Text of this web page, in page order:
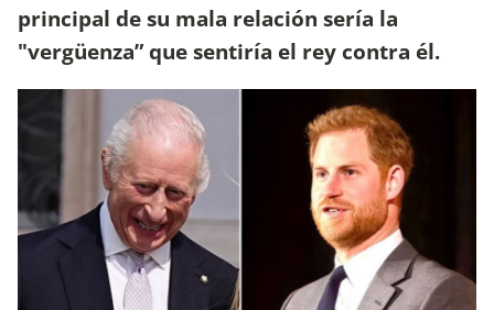
principal de su mala relación sería la
"vergüenza” que sentiría el rey contra él.